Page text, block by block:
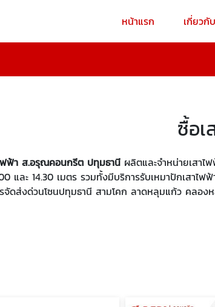
หน้าแรก เกี่ยวกั
ซื้อ
ฟฟ้า ส.อรุณคอนกรีต ปทุมธานี ผลิตและจำหน่ายเสา
และ 14.30 เมตร รวมทั้งมีบริการรับเหมาปักเส
รจัดส่งด่วนโซนปทุมธานี สามโคก ลาดหลุมแก้ว คลอ